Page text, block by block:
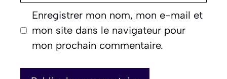
Enregistrer mon nom, mon e-mail et
mon site dans le navigateur pour
mon prochain commentaire.